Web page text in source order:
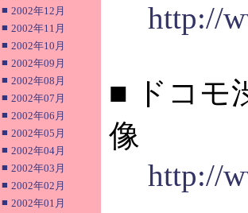
■ 2002年12月
■ 2002年11月
■ 2002年10月
■ 2002年09月
■ 2002年08月
■ 2002年07月
■ 2002年06月
■ 2002年05月
■ 2002年04月
■ 2002年03月
■ 2002年02月
■ 2002年01月
http://
■ ドコモ
像
http://